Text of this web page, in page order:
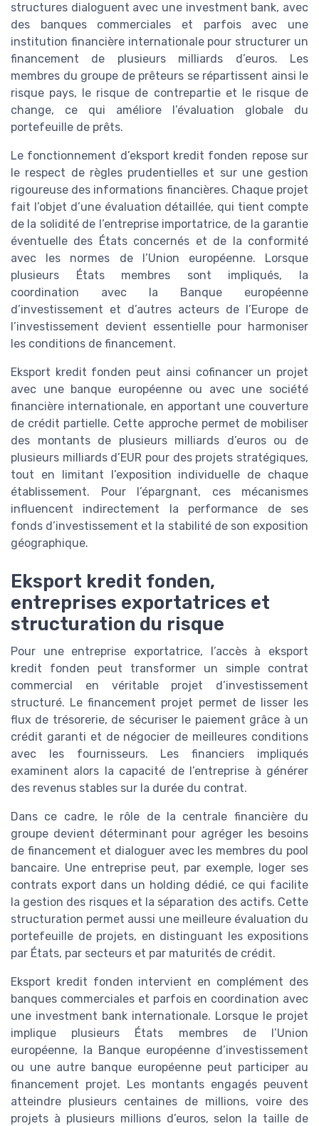
structures dialoguent avec une investment bank, avec
des banques commerciales et parfois avec une
institution financière internationale pour structurer un
financement de plusieurs milliards d’euros. Les
membres du groupe de prêteurs se répartissent ainsi le
risque pays, le risque de contrepartie et le risque de
change, ce qui améliore l’évaluation globale du
portefeuille de prêts.
Le fonctionnement d’eksport kredit fonden repose sur
le respect de règles prudentielles et sur une gestion
rigoureuse des informations financières. Chaque projet
fait l’objet d’une évaluation détaillée, qui tient compte
de la solidité de l’entreprise importatrice, de la garantie
éventuelle des États concernés et de la conformité
avec les normes de l’Union européenne. Lorsque
plusieurs États membres sont impliqués, la
coordination avec la Banque européenne
d’investissement et d’autres acteurs de l’Europe de
l’investissement devient essentielle pour harmoniser
les conditions de financement.
Eksport kredit fonden peut ainsi cofinancer un projet
avec une banque européenne ou avec une société
financière internationale, en apportant une couverture
de crédit partielle. Cette approche permet de mobiliser
des montants de plusieurs milliards d’euros ou de
plusieurs milliards d’EUR pour des projets stratégiques,
tout en limitant l’exposition individuelle de chaque
établissement. Pour l’épargnant, ces mécanismes
influencent indirectement la performance de ses
fonds d’investissement et la stabilité de son exposition
géographique.
Eksport kredit fonden,
entreprises exportatrices et
structuration du risque
Pour une entreprise exportatrice, l’accès à eksport
kredit fonden peut transformer un simple contrat
commercial en véritable projet d’investissement
structuré. Le financement projet permet de lisser les
flux de trésorerie, de sécuriser le paiement grâce à un
crédit garanti et de négocier de meilleures conditions
avec les fournisseurs. Les financiers impliqués
examinent alors la capacité de l’entreprise à générer
des revenus stables sur la durée du contrat.
Dans ce cadre, le rôle de la centrale financière du
groupe devient déterminant pour agréger les besoins
de financement et dialoguer avec les membres du pool
bancaire. Une entreprise peut, par exemple, loger ses
contrats export dans un holding dédié, ce qui facilite
la gestion des risques et la séparation des actifs. Cette
structuration permet aussi une meilleure évaluation du
portefeuille de projets, en distinguant les expositions
par États, par secteurs et par maturités de crédit.
Eksport kredit fonden intervient en complément des
banques commerciales et parfois en coordination avec
une investment bank internationale. Lorsque le projet
implique plusieurs États membres de l’Union
européenne, la Banque européenne d’investissement
ou une autre banque européenne peut participer au
financement projet. Les montants engagés peuvent
atteindre plusieurs centaines de millions, voire des
projets à plusieurs millions d’euros, selon la taille de